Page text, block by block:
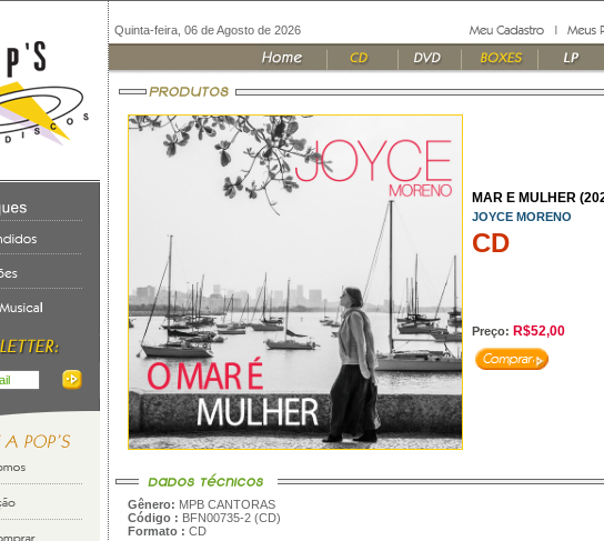
Quinta-feira, 06 de Agosto de 2026
MAR E MULHER
JOYCE MORENO
CD
Preço: R$52,00
Gênero: MPB CANTORAS
Código : BFN00735-2 (CD)
Formato : CD